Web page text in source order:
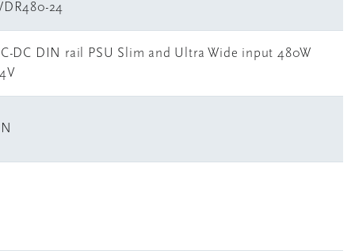
24
DC DIN rail PSU Slim and Ultra Wide input 480W